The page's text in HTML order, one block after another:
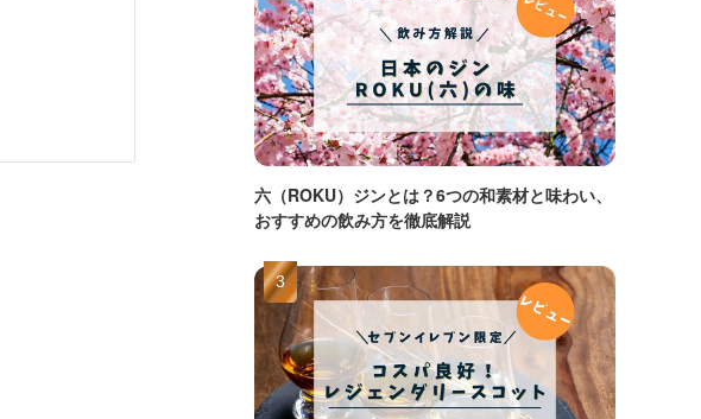
六（ROKU）ジンとは？6つの和素材と味わい、
おすすめの飲み方を徹底解説